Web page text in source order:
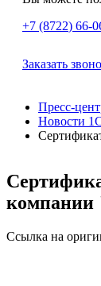
+7 (8722) 66-
Заказать
Пресс-
Новости
компании
Ссылка на